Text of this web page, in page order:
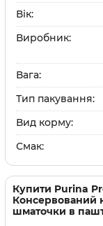
Вік:
Виробник:
Вага:
Тип пакування:
Вид корму:
Смак:
Купити Purina
Консервований
шматочки в